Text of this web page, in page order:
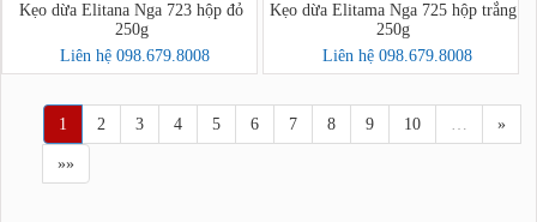
Kẹo dừa Elitana Nga 723 hộp đỏ
250g
Liên hệ 098.679.8008
Kẹo dừa Elitama Nga 725 hộp trắng
250g
Liên hệ 098.679.8008
1 2 3 4 5 6 7 8 9 10 … »
»»